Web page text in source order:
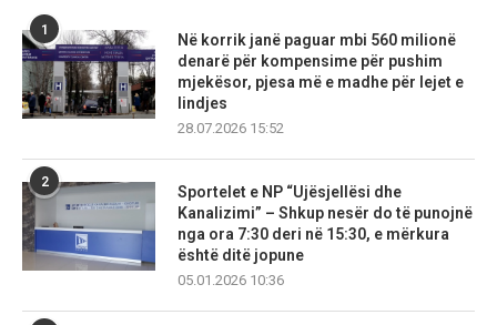
1
Në korrik janë paguar mbi 560 milionë
denarë për kompensime për pushim
mjekësor, pjesa më e madhe për lejet e
lindjes
28.07.2026 15:52
2
Sportelet e NP “Ujësjellësi dhe
Kanalizimi” – Shkup nesër do të punojnë
nga ora 7:30 deri në 15:30, e mërkura
është ditë jopune
05.01.2026 10:36